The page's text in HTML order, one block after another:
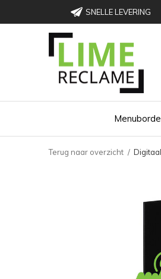
SNELLE LEVERING
Terug naar overzicht